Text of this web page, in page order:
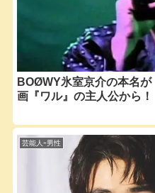
BOØWY氷室京介の本名
画『ワル』の主人公から！
芸能人ｰ男性